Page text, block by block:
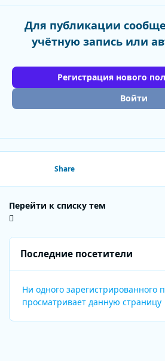
Для публикации
учётную запись или
Регистрация нового
Войти
Share
Перейти к списку тем
Последние посетители
Ни одного зарегистрированного
просматривает данную страницу